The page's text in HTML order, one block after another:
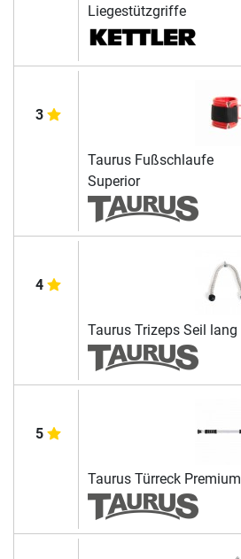
Liegestützgriffe
3
Taurus Fußschlaufe
Superior
4
Taurus Trizeps Seil lang
5
Taurus Türreck Premium